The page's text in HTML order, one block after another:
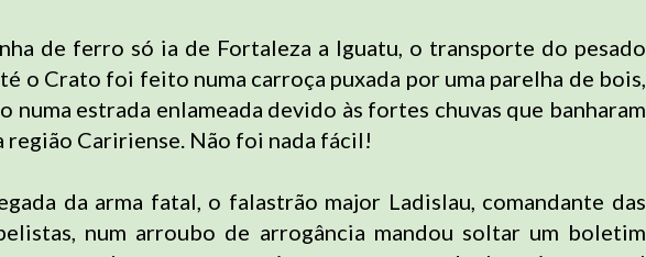
de ferro só ia de Fortaleza a Iguatu, o transporte do pesado
o Crato foi feito numa carroça puxada por uma parelha de bois,
numa estrada enlameada devido às fortes chuvas que banharam
região Caririense. Não foi nada fácil!
da arma fatal, o falastrão major Ladislau, comandante das
num arroubo de arrogância mandou soltar um boletim